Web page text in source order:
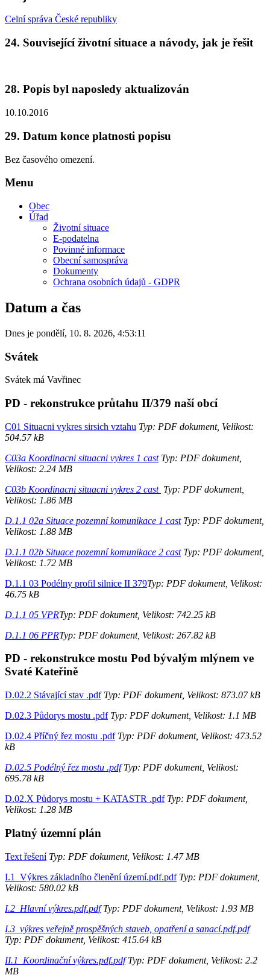
Celní správa České republiky
24. Související životní situace a návody, jak je řešit
28. Popis byl naposledy aktualizován
10.10.2016
29. Datum konce platnosti popisu
Bez časového omezení.
Menu
Obec
Úřad
Životní situace
E-podatelna
Povinné informace
Obecní samospráva
Dokumenty
Ochrana osobních údajů - GDPR
Datum a čas
Dnes je pondělí, 10. 8. 2026, 4:53:11
Svátek
Svátek má Vavřinec
PD - rekonstrukce průtahu II/379 naší obcí
C01 Situacni vykres sirsich vztahu Typ: PDF dokument, Velikost:
504.57 kB
C03a Koordinacni situacni vykres 1 castTyp: PDF dokument,
Velikost: 2.24 MB
C03b Koordinacni situacni vykres 2 cast Typ: PDF dokument,
Velikost: 1.86 MB
D.1.1 02a Situace pozemní komunikace 1 castTyp: PDF dokument,
Velikost: 1.88 MB
D.1.1 02b Situace pozemní komunikace 2 castTyp: PDF dokument,
Velikost: 1.72 MB
D.1.1 03 Podélny profil silnice II 379Typ: PDF dokument, Velikost:
46.75 kB
D.1.1 05 VPRTyp: PDF dokument, Velikost: 742.25 kB
D.1.1 06 PPRTyp: PDF dokument, Velikost: 267.82 kB
PD - rekonstrukce mostu Pod bývalým mlýnem ve
Svaté Kateřině
D.02.2 Stávající stav .pdfTyp: PDF dokument, Velikost: 873.07 kB
D.02.3 Půdorys mostu .pdfTyp: PDF dokument, Velikost: 1.1 MB
D.02.4 Příčný řez mostu .pdfTyp: PDF dokument, Velikost: 473.52
kB
D.02.5 Podélný řez mostu .pdfTyp: PDF dokument, Velikost:
695.78 kB
D.02.X Půdorys mostu + KATASTR .pdfTyp: PDF dokument,
Velikost: 1.28 MB
Platný územní plán
Text řešeníTyp: PDF dokument, Velikost: 1.47 MB
I.1_Výkres základního členění území.pdf.pdfTyp: PDF dokument,
Velikost: 580.02 kB
I.2_Hlavní výkres.pdf.pdfTyp: PDF dokument, Velikost: 1.93 MB
I.3_výkres veřejně prospěšných staveb, opatření a sanací.pdf.pdf
Typ: PDF dokument, Velikost: 415.64 kB
II.1_Koordinační výkres.pdf.pdfTyp: PDF dokument, Velikost: 2.2
MB